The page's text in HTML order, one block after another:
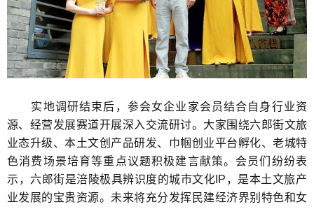
实地调研结束后，参会女企业家会员结合自身行业资
源、经营发展赛道开展深入交流研讨。大家围绕六郎街文旅
业态升级、本土文创产品研发、巾帼创业平台孵化、老城特
色消费场景培育等重点议题积极建言献策。会员们纷纷表
示，六郎街是涪陵极具辨识度的城市文化IP，是本土文旅产
业发展的宝贵资源。未来将充分发挥民建经济界别特色和女